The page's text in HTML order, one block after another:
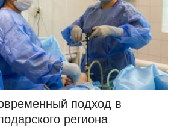
подход в
региона